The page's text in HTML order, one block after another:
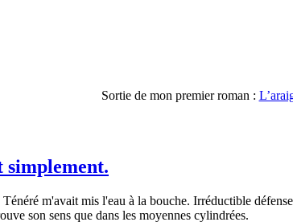
Sortie de mon premier roman :
simplement.
m'avait mis l'eau à la bouche. Irréductible
son sens que dans les moyennes cylindrées.